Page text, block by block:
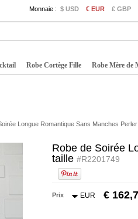
Monnaie : $ USD € EUR £ GBP
Robe Cortège Fille Robe Mère de
Longue Romantique Sans Manches
Robe de Soirée
taille #R2201749
Prix EUR €